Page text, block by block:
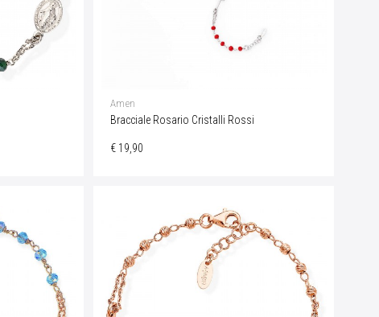
Amen
Bracciale Rosario Cristalli Rossi
€ 19,90